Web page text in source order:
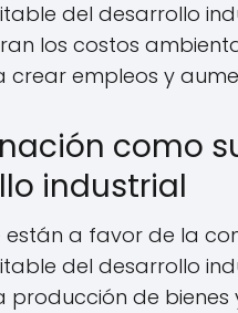
del desarrollo
los costos
crear empleos y
como
industrial
están a favor de la
del desarrollo
de bienes